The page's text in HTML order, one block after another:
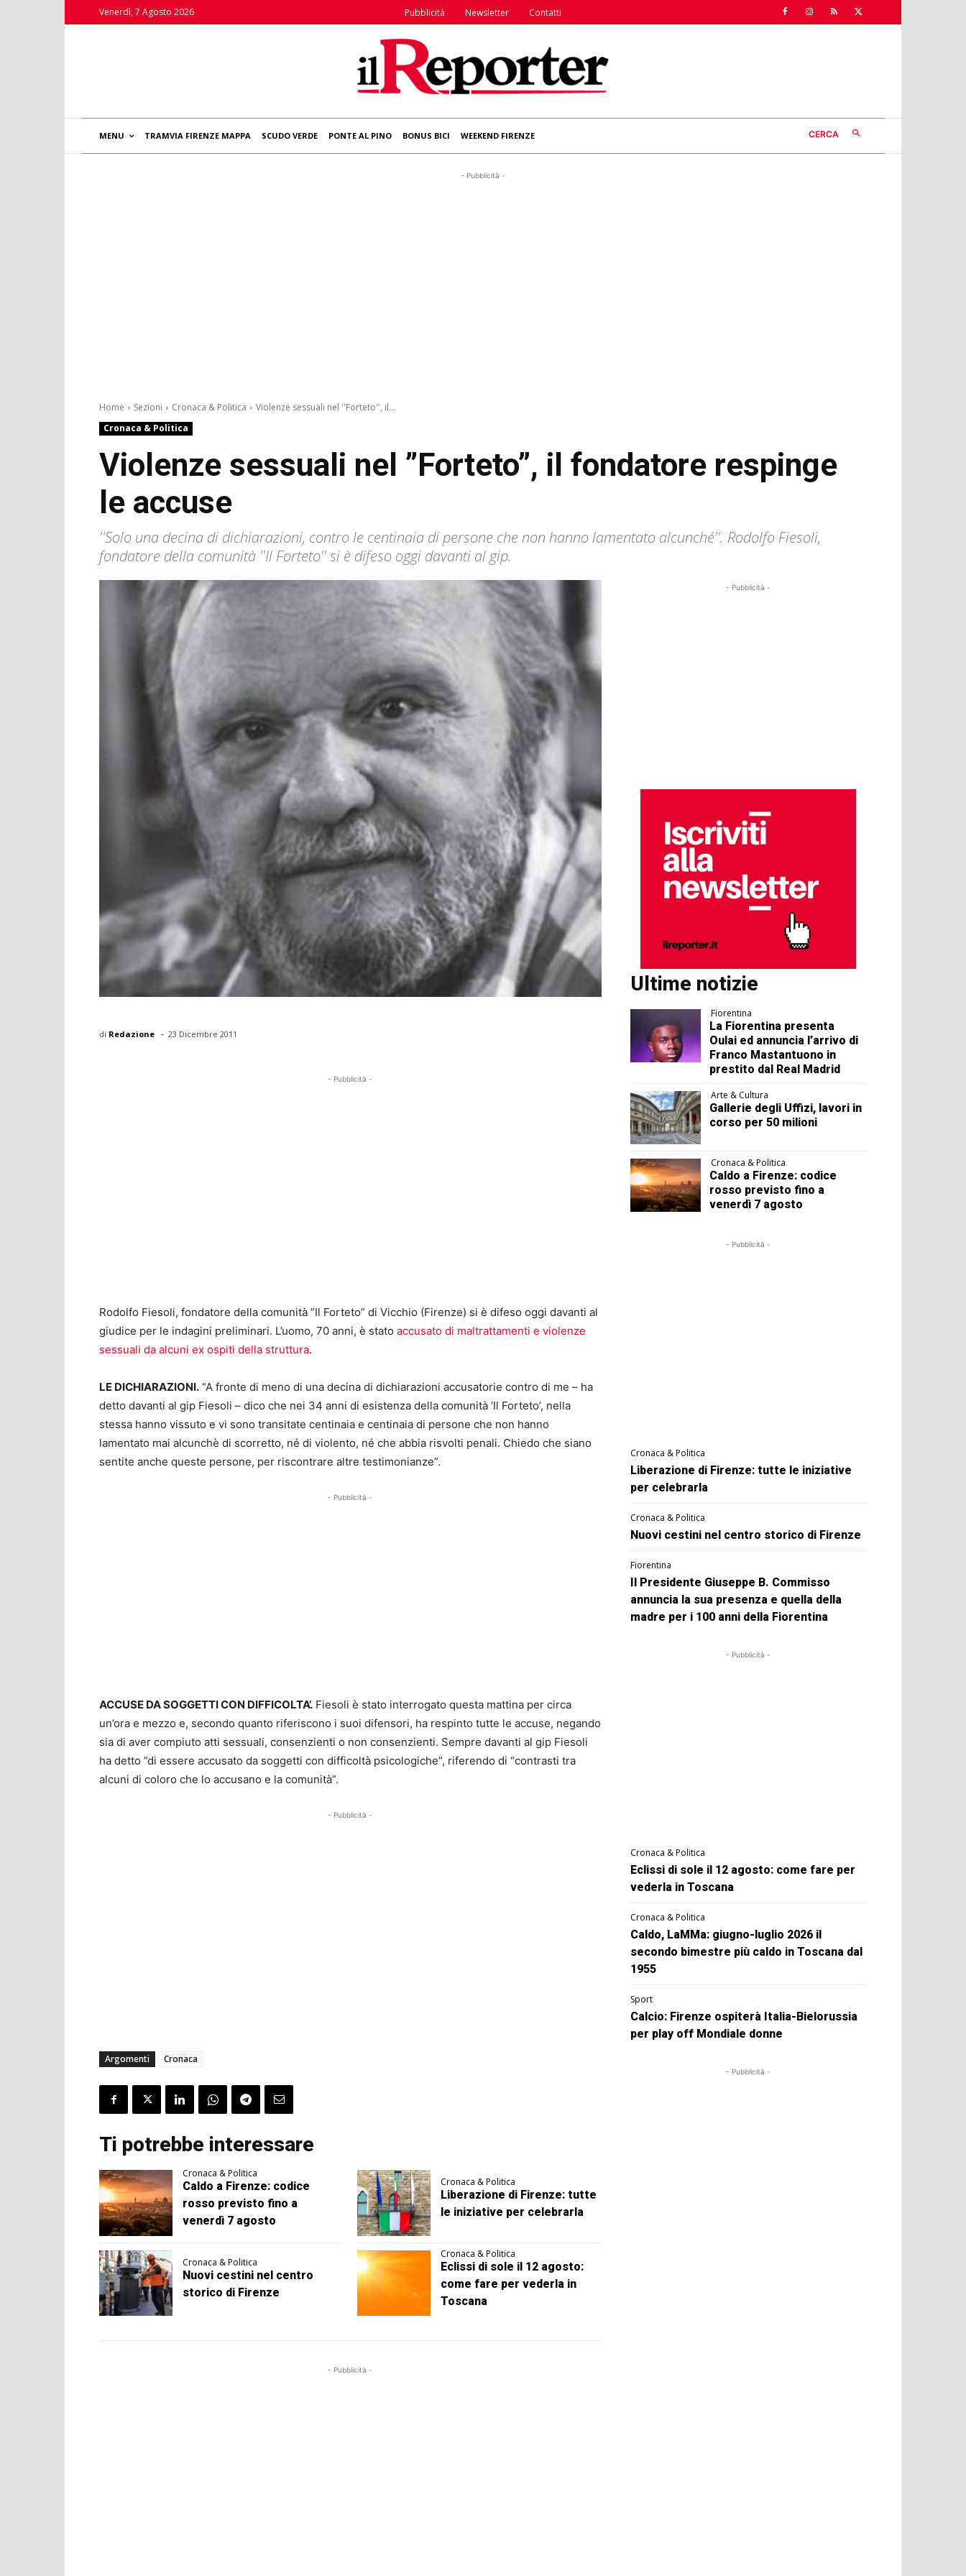
Venerdì, 7 Agosto 2026 Pubblicità Newsletter Contatti
MENU TRAMVIA FIRENZE MAPPA SCUDO VERDE PONTE AL PINO BONUS BICI WEEKEND FIRENZE CERCA
- Pubblicità -
Home Sezioni Cronaca & Politica
Violenze sessuali nel ''Forteto'', il...
Cronaca & Politica
Violenze sessuali nel ”Forteto”, il fondatore respinge
le accuse
''Solo una decina di dichiarazioni, contro le centinaia di persone che non hanno lamentato alcunché''. Rodolfo Fiesoli,
fondatore della comunità ''Il Forteto'' si è difeso oggi davanti al gip.
di Redazione - 23 Dicembre 2011
- Pubblicità -
Rodolfo Fiesoli, fondatore della comunità ”Il Forteto” di Vicchio (Firenze) si è difeso oggi davanti al
giudice per le indagini preliminari. L’uomo, 70 anni, è stato accusato di maltrattamenti e violenze
sessuali da alcuni ex ospiti della struttura.
LE DICHIARAZIONI. “A fronte di meno di una decina di dichiarazioni accusatorie contro di me – ha
detto davanti al gip Fiesoli – dico che nei 34 anni di esistenza della comunità ‘Il Forteto’, nella
stessa hanno vissuto e vi sono transitate centinaia e centinaia di persone che non hanno
lamentato mai alcunchè di scorretto, né di violento, né che abbia risvolti penali. Chiedo che siano
sentite anche queste persone, per riscontrare altre testimonianze”.
- Pubblicità -
ACCUSE DA SOGGETTI CON DIFFICOLTA’. Fiesoli è stato interrogato questa mattina per circa
un’ora e mezzo e, secondo quanto riferiscono i suoi difensori, ha respinto tutte le accuse, negando
sia di aver compiuto atti sessuali, consenzienti o non consenzienti. Sempre davanti al gip Fiesoli
ha detto ”di essere accusato da soggetti con difficoltà psicologiche”, riferendo di “contrasti tra
alcuni di coloro che lo accusano e la comunità”.
- Pubblicità -
Argomenti Cronaca
Ti potrebbe interessare
Cronaca & Politica
Caldo a Firenze: codice
rosso previsto fino a
venerdì 7 agosto
Cronaca & Politica
Liberazione di Firenze: tutte
le iniziative per celebrarla
Cronaca & Politica
Nuovi cestini nel centro
storico di Firenze
Cronaca & Politica
Eclissi di sole il 12 agosto:
come fare per vederla in
Toscana
- Pubblicità -
- Pubblicità -
Ultime notizie
Fiorentina
La Fiorentina presenta
Oulai ed annuncia l’arrivo di
Franco Mastantuono in
prestito dal Real Madrid
Arte & Cultura
Gallerie degli Uffizi, lavori in
corso per 50 milioni
Cronaca & Politica
Caldo a Firenze: codice
rosso previsto fino a
venerdì 7 agosto
- Pubblicità -
Cronaca & Politica
Liberazione di Firenze: tutte le iniziative
per celebrarla
Cronaca & Politica
Nuovi cestini nel centro storico di Firenze
Fiorentina
Il Presidente Giuseppe B. Commisso
annuncia la sua presenza e quella della
madre per i 100 anni della Fiorentina
- Pubblicità -
Cronaca & Politica
Eclissi di sole il 12 agosto: come fare per
vederla in Toscana
Cronaca & Politica
Caldo, LaMMa: giugno-luglio 2026 il
secondo bimestre più caldo in Toscana dal
1955
Sport
Calcio: Firenze ospiterà Italia-Bielorussia
per play off Mondiale donne
- Pubblicità -